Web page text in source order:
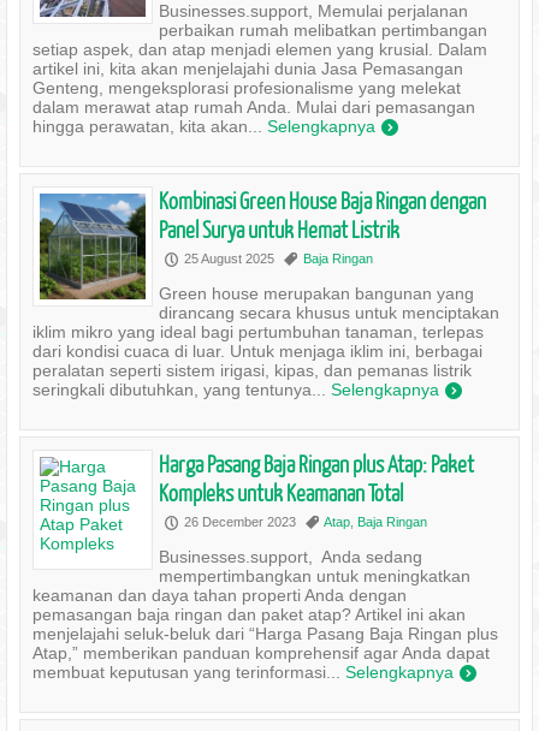
Businesses.support, Memulai perjalanan
perbaikan rumah melibatkan pertimbangan
setiap aspek, dan atap menjadi elemen yang krusial. Dalam
artikel ini, kita akan menjelajahi dunia Jasa Pemasangan
Genteng, mengeksplorasi profesionalisme yang melekat
dalam merawat atap rumah Anda. Mulai dari pemasangan
hingga perawatan, kita akan... Selengkapnya )
Kombinasi Green House Baja Ringan dengan
Panel Surya untuk Hemat Listrik
P 25 August 2025 , Baja Ringan
Green house merupakan bangunan yang
dirancang secara khusus untuk menciptakan
iklim mikro yang ideal bagi pertumbuhan tanaman, terlepas
dari kondisi cuaca di luar. Untuk menjaga iklim ini, berbagai
peralatan seperti sistem irigasi, kipas, dan pemanas listrik
seringkali dibutuhkan, yang tentunya... Selengkapnya )
Harga Pasang Baja Ringan plus Atap: Paket
Kompleks untuk Keamanan Total
P 26 December 2023 , Atap, Baja Ringan
Businesses.support, Anda sedang
mempertimbangkan untuk meningkatkan
keamanan dan daya tahan properti Anda dengan
pemasangan baja ringan dan paket atap? Artikel ini akan
menjelajahi seluk-beluk dari “Harga Pasang Baja Ringan plus
Atap,” memberikan panduan komprehensif agar Anda dapat
membuat keputusan yang terinformasi... Selengkapnya )